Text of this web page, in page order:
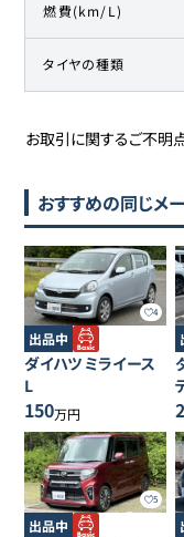
燃費(km/L)
タイヤの種類
お取引に関するご不明
おすすめの同じメ
4
出品中
ダイハツ ミライース
L
150万円
5
出品中